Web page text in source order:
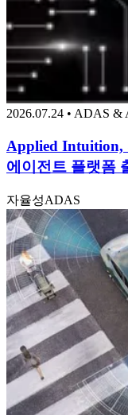
2026.07.24 • ADAS &
Applied Intuition,
에이전트 플랫폼
자율성ADAS